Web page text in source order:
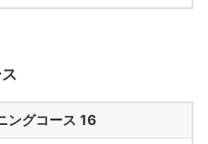
ングコース 16